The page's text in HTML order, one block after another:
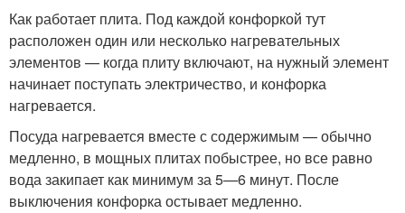
Как работает плита. Под каждой конфоркой тут
расположен один или несколько нагревательных
элементов — когда плиту включают, на нужный элемент
начинает поступать электричество, и конфорка
нагревается.
Посуда нагревается вместе с содержимым — обычно
медленно, в мощных плитах побыстрее, но все равно
вода закипает как минимум за 5—6 минут. После
выключения конфорка остывает медленно.